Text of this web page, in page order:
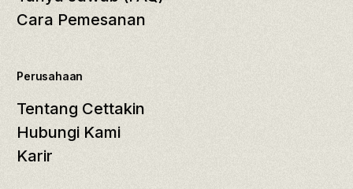
Cara Pemesanan
Perusahaan
Tentang Cettakin
Hubungi Kami
Karir